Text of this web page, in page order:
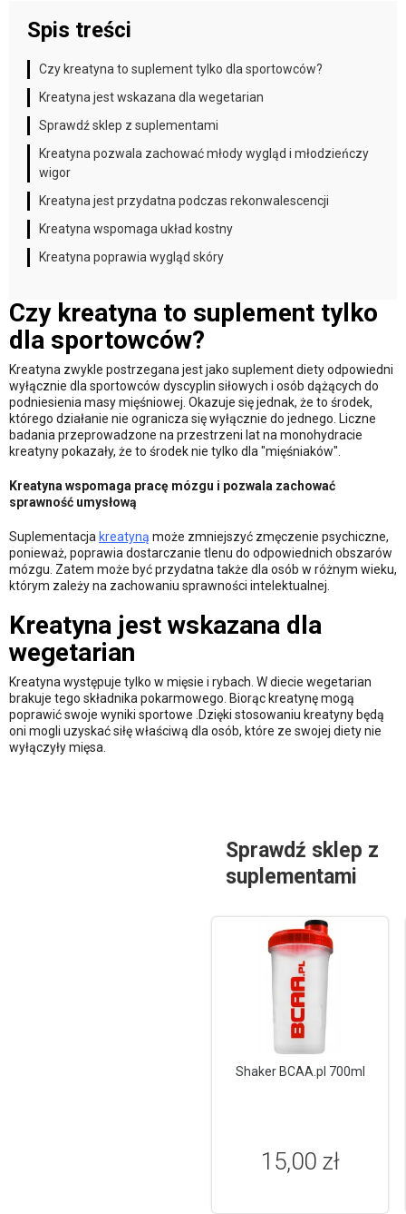
Spis treści
Czy kreatyna to suplement tylko dla sportowców?
Kreatyna jest wskazana dla wegetarian
Sprawdź sklep z suplementami
Kreatyna pozwala zachować młody wygląd i młodzieńczy
wigor
Kreatyna jest przydatna podczas rekonwalescencji
Kreatyna wspomaga układ kostny
Kreatyna poprawia wygląd skóry
Czy kreatyna to suplement tylko
dla sportowców?
Kreatyna zwykle postrzegana jest jako suplement diety odpowiedni
wyłącznie dla sportowców dyscyplin siłowych i osób dążących do
podniesienia masy mięśniowej. Okazuje się jednak, że to środek,
którego działanie nie ogranicza się wyłącznie do jednego. Liczne
badania przeprowadzone na przestrzeni lat na monohydracie
kreatyny pokazały, że to środek nie tylko dla "mięśniaków".
Kreatyna wspomaga pracę mózgu i pozwala zachować
sprawność umysłową
Suplementacja kreatyną może zmniejszyć zmęczenie psychiczne,
ponieważ, poprawia dostarczanie tlenu do odpowiednich obszarów
mózgu. Zatem może być przydatna także dla osób w różnym wieku,
którym zależy na zachowaniu sprawności intelektualnej.
Kreatyna jest wskazana dla
wegetarian
Kreatyna występuje tylko w mięsie i rybach. W diecie wegetarian
brakuje tego składnika pokarmowego. Biorąc kreatynę mogą
poprawić swoje wyniki sportowe .Dzięki stosowaniu kreatyny będą
oni mogli uzyskać siłę właściwą dla osób, które ze swojej diety nie
wyłączyły mięsa.
Sprawdź sklep z
suplementami
Shaker BCAA.pl 700ml
15,00 zł